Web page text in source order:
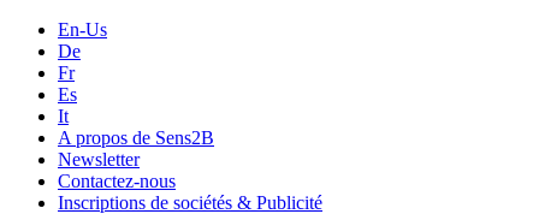
En-Us
De
Fr
Es
It
A propos de Sens2B
Newsletter
Contactez-nous
Inscriptions de sociétés & Publicité